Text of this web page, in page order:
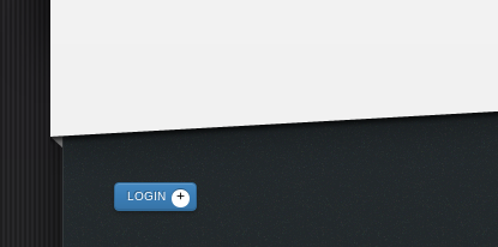
LOGIN